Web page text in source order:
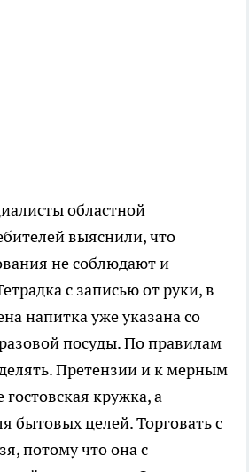
областной
выяснили, что
не соблюдают и
с записью от руки, в
напитка уже указана со
посуды. По правилам
Претензии и к мерным
кружка, а
бытовых целей. Торговать с
потому что она с